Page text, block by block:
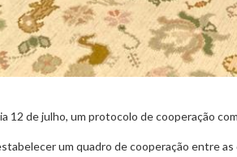
12 de julho, um protocolo de cooperação
um quadro de cooperação entre